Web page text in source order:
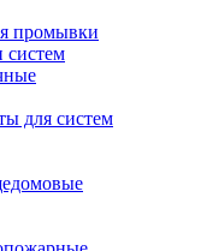
промывки
систем
для систем